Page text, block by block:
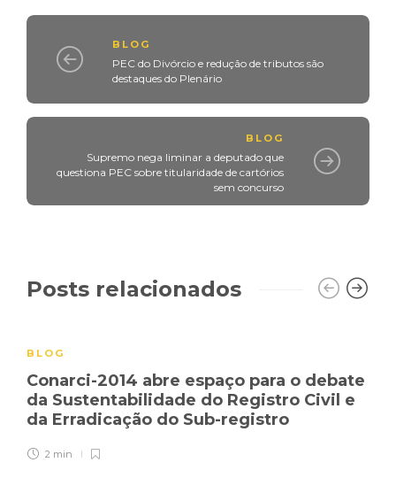
BLOG
PEC do Divórcio e redução de tributos são
destaques do Plenário
BLOG
Supremo nega liminar a deputado que
questiona PEC sobre titularidade de cartórios
sem concurso
Posts relacionados
BLOG
Conarci-2014 abre espaço para o debate
da Sustentabilidade do Registro Civil e
da Erradicação do Sub-registro
2 min